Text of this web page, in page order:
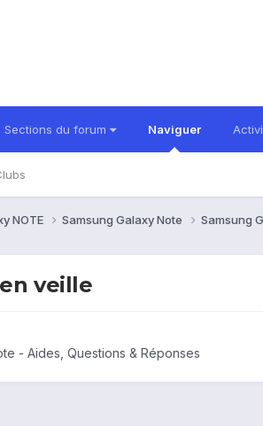
Sections du forum Naviguer
NOTE Samsung Galaxy Note Samsung
veille
- Aides, Questions & Réponses